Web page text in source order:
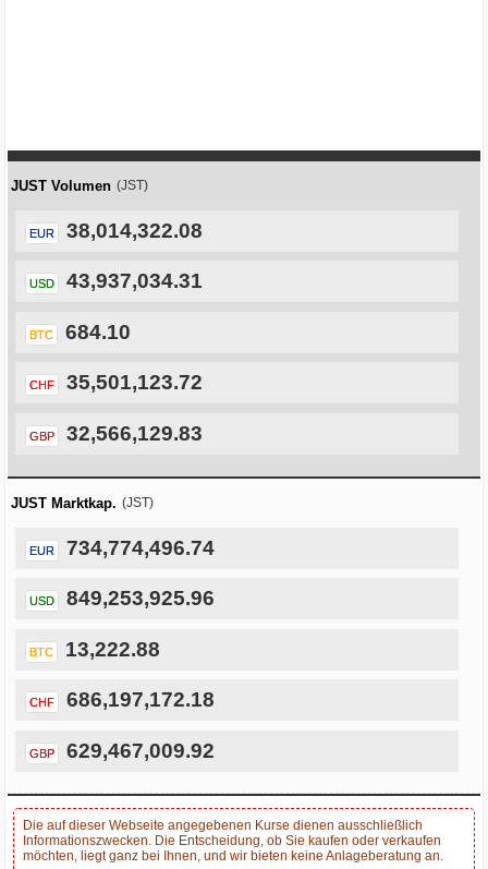
JUST Volumen (JST)
EUR 38,014,322.08
USD 43,937,034.31
BTC 684.10
CHF 35,501,123.72
GBP 32,566,129.83
JUST Marktkap. (JST)
EUR 734,774,496.74
USD 849,253,925.96
BTC 13,222.88
CHF 686,197,172.18
GBP 629,467,009.92
Die auf dieser Webseite angegebenen Kurse dienen ausschließlich
Informationszwecken. Die Entscheidung, ob Sie kaufen oder verkaufen
möchten, liegt ganz bei Ihnen, und wir bieten keine Anlageberatung an.